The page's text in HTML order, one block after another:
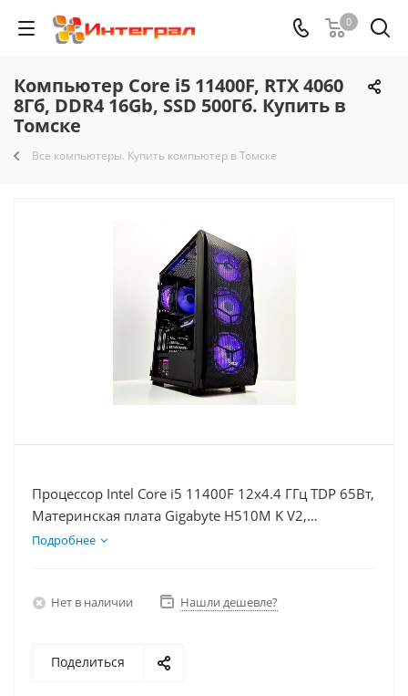
0
Компьютер Core i5 11400F, RTX 4060
8Гб, DDR4 16Gb, SSD 500Гб. Купить в
Томске
Все компьютеры. Купить компьютер в Томске
Процессор Intel Core i5 11400F 12x4.4 ГГц TDP 65Вт,
Материнская плата Gigabyte H510M K V2,
Видеокарта RTX 4060 8Гб, Память DDR4 16Gb,
Подробнее
Нет в наличии Нашли дешевле?
Поделиться